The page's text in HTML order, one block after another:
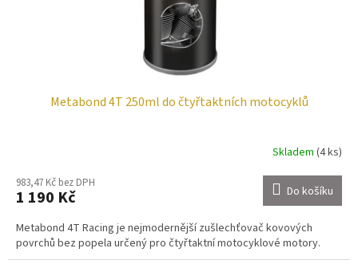
Metabond 4T 250ml do čtyřtaktních motocyklů
Skladem (4 ks)
983,47 Kč bez DPH
1 190 Kč Do košíku
Metabond 4T Racing je nejmodernější zušlechťovač kovových
povrchů bez popela určený pro čtyřtaktní motocyklové motory.